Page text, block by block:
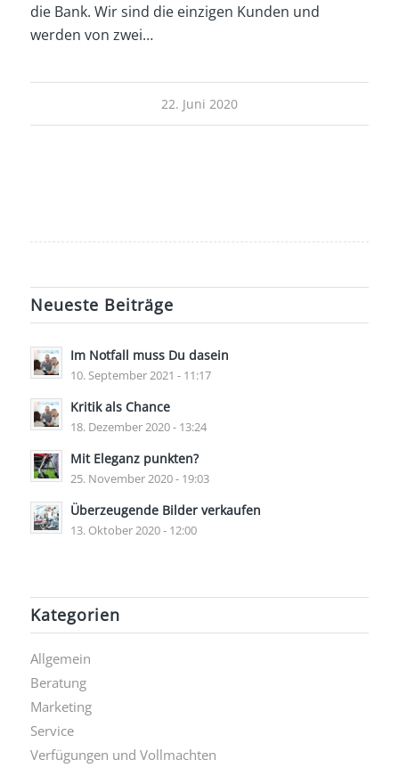
die Bank. Wir sind die einzigen Kunden und
werden von zwei…
22. Juni 2020
Neueste Beiträge
Im Notfall muss Du dasein
10. September 2021 - 11:17
Kritik als Chance
18. Dezember 2020 - 13:24
Mit Eleganz punkten?
25. November 2020 - 19:03
Überzeugende Bilder verkaufen
13. Oktober 2020 - 12:00
Kategorien
Allgemein
Beratung
Marketing
Service
Verfügungen und Vollmachten